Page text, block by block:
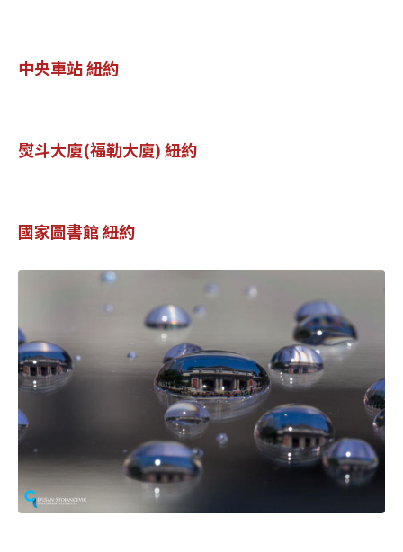
中央車站 紐約
熨斗大廈(福勒大廈) 紐約
國家圖書館 紐約